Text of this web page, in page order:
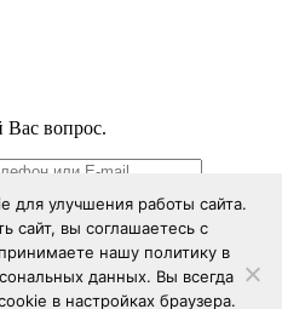
улучшения работы сайта.
сайт, вы соглашаетесь с
нашу политику в
данных. Вы всегда
в настройках браузера.
вопрос.
соглашаетесь с политикой в
данных